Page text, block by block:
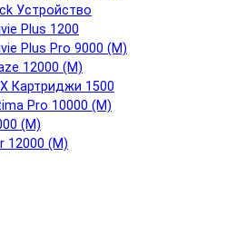
Устройство
Plus 1200
Plus Pro 9000 (М)
12000 (М)
Картриджи 1500
Pro 10000 (М)
(М)
12000 (М)